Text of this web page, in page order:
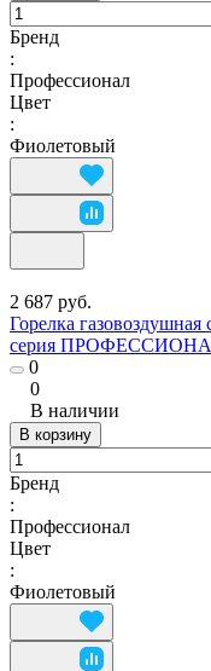
Бренд
:
Профессионал
Цвет
:
Фиолетовый
2 687 руб.
Горелка
серия
0
0
В наличии
В корзину
Бренд
:
Профессионал
Цвет
:
Фиолетовый